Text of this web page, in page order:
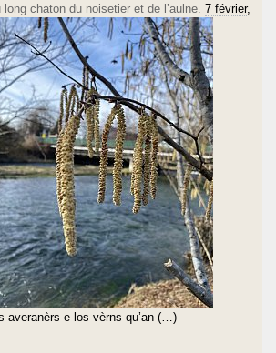
long chaton du noisetier et de l’aulne. 7 février,
averanèrs e los vèrns qu’an (…)